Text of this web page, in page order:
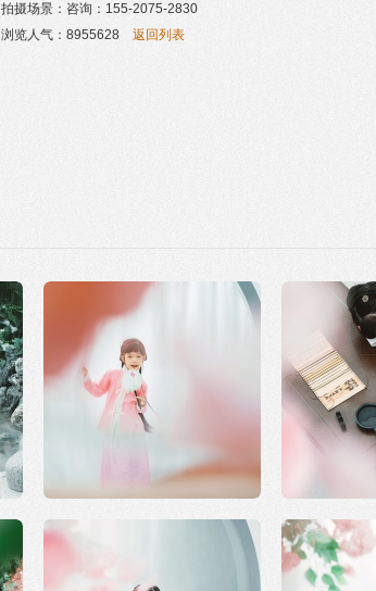
拍摄场景：咨询：155-2075-2830
浏览人气： 8955628 返回列表